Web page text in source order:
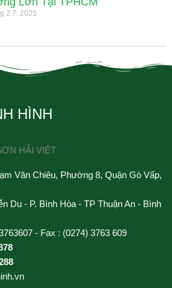
2 7, 2025
HÌNH
HẢI VIỆT
Văn Chiêu, Phường 8, Quận Gò Vấp,
Du - P. Bình Hòa - TP Thuận An - Bình
- Fax : (0274) 3763 609